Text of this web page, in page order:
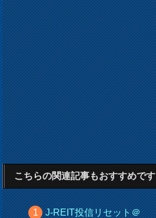
こちらの関連記事もおすすめです
J-REIT投信リセット＠